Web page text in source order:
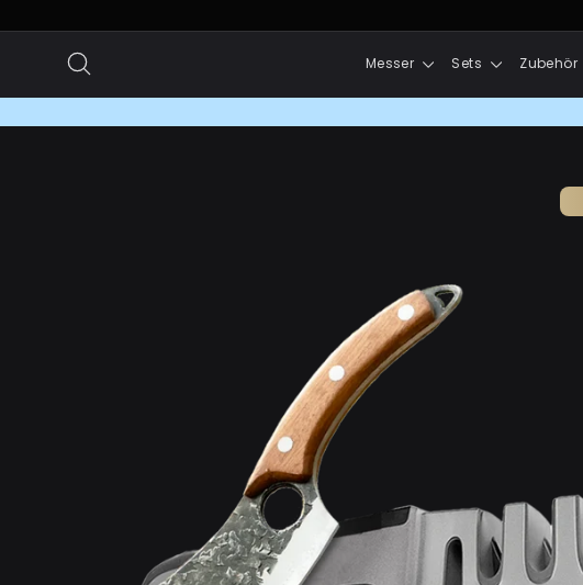
Messer Sets Zubehör